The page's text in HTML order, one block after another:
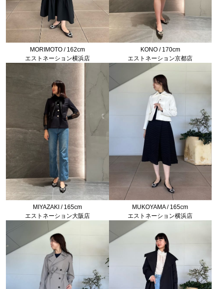
MORIMOTO / 162cm
エストネーション横浜店
KONO / 170cm
エストネーション京都店
MIYAZAKI / 165cm
エストネーション大阪店
MUKOYAMA / 165cm
エストネーション横浜店